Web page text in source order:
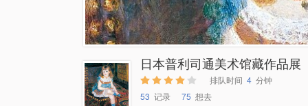
日本普利司通美术馆藏作品展
排队时间 4 分钟
53 记录 75 想去